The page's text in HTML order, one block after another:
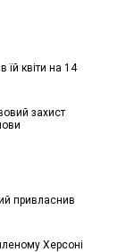
квіти на 14
захист
привласнив
Херсоні